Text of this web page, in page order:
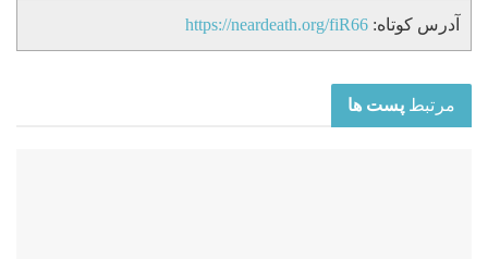
آدرس کوتاه: https://neardeath.org/fiR66
مرتبط پست ها